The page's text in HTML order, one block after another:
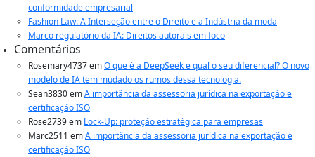
conformidade empresarial
Fashion Law: A Interseção entre o Direito e a Indústria da moda
Marco regulatório da IA: Direitos autorais em foco
Comentários
Rosemary4737emO que é a DeepSeek e qual o seu diferencial? O novo
modelo de IA tem mudado os rumos dessa tecnologia.
Sean3830emA importância da assessoria jurídica na exportação e
certificação ISO
Rose2739em Lock-Up: proteção estratégica para empresas
Marc2511 emA importância da assessoria jurídica na exportação e
certificação ISO